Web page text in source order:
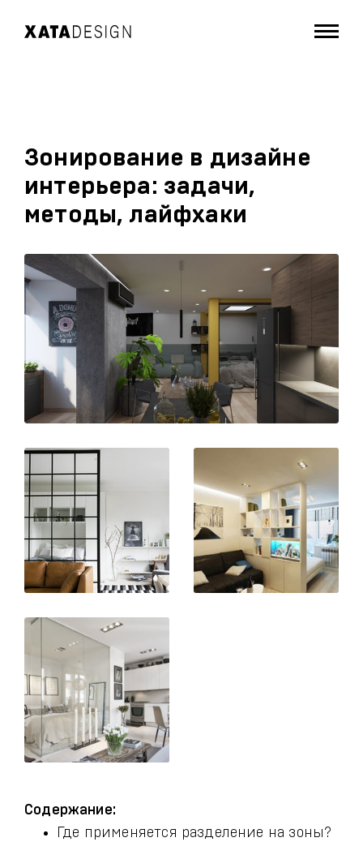
Зонирование в дизайне
интерьера: задачи,
методы, лайфхаки
Содержание:
Где применяется разделение на зоны?